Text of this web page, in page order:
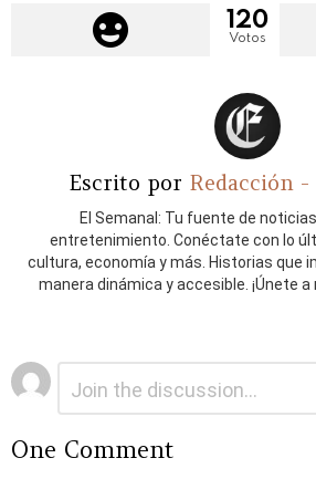
120
Votos
Escrito por Redacción -
El Semanal: Tu fuente de
entretenimiento. Conéctate con lo
cultura, economía y más. Historias que
manera dinámica y accesible. ¡Únete
Deja
una
One Comment